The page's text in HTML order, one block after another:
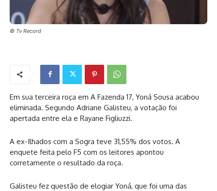
© Tv Record
Em sua terceira roça em A Fazenda 17, Yoná Sousa acabou
eliminada. Segundo Adriane Galisteu, a votação foi
apertada entre ela e Rayane Figliuzzi.
A ex-Ilhados com a Sogra teve 31,55% dos votos. A
enquete feita pelo F5 com os leitores apontou
corretamente o resultado da roça.
Galisteu fez questão de elogiar Yoná, que foi uma das